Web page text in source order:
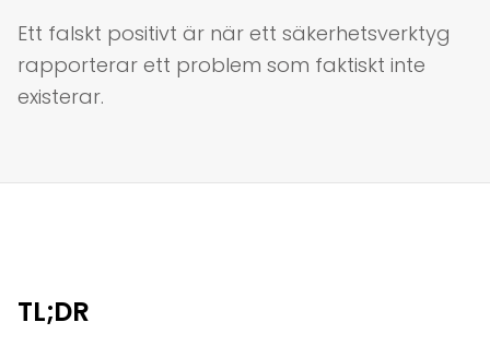
Ett falskt positivt är när ett säkerhetsverktyg
rapporterar ett problem som faktiskt inte
existerar.
TL;DR